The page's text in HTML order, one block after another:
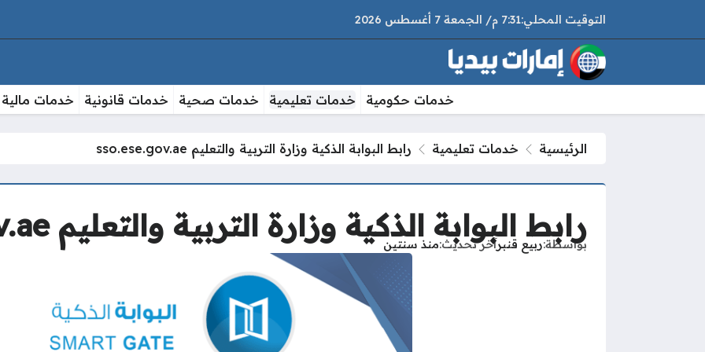
7:31 م الجمعة 7 أغسطس 2026
خدمات حكومية خدمات تعليمية خدمات صحية خدمات قانونية خدمات مالية
الرئيسية خدمات تعليمية رابط البوابة الذكية وزارة التربية والتعليم sso.ese.gov.ae
رابط البوابة الذكية وزارة التربية والتعليم sso.ese.gov.ae
بواسطة ربيع قنبرآخر تحديث منذ سنتين